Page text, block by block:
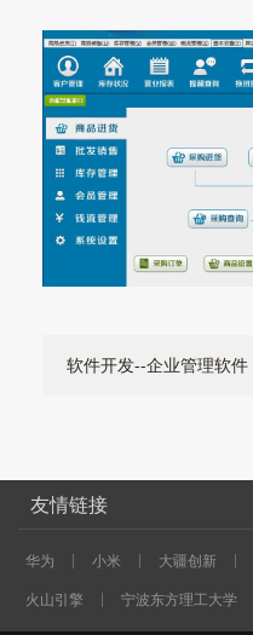
软件开发--企业管理软件
友情链接
华为 小米 大疆创新
火山引擎
宁波东方理工大学